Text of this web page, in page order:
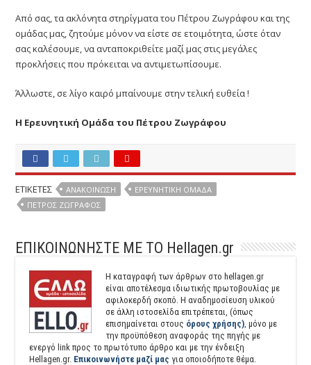
Από σας, τα ακλόνητα στηρίγματα του Πέτρου Ζωγράφου και της
ομάδας μας, ζητούμε μόνον να είστε σε ετοιμότητα, ώστε όταν
σας καλέσουμε, να ανταποκριθείτε μαζί μας στις μεγάλες
προκλήσεις που πρόκειται να αντιμετωπίσουμε.
Άλλωστε, σε λίγο καιρό μπαίνουμε στην τελική ευθεία !
Η Ερευνητική Ομάδα του Πέτρου Ζωγράφου
ΕΤΙΚΕΤΕΣ ΑΝΑΚΟΙΝΩΣΗ
ΕΡΕΥΝΗΤΙΚΉ ΟΜΆΔΑ
ΠΈΤΡΟΣ ΖΩΓΡΆΦΟΣ
ΕΠΙΚΟΙΝΩΝΗΣΤΕ ΜΕ ΤΟ Hellagen.gr
Η καταγραφή των άρθρων στο hellagen.gr
είναι αποτέλεσμα ιδιωτικής πρωτοβουλίας με
αφιλοκερδή σκοπό. H αναδημοσίευση υλικού
σε άλλη ιστοσελίδα επιτρέπεται, (όπως
επισημαίνεται στους όρους χρήσης) ,μόνο με
την προϋπόθεση αναφοράς της πηγής με
ενεργό link προς το πρωτότυπο άρθρο και με την ένδειξη
Hellagen.gr. Επικοινωνήστε μαζί μας για οποιοδήποτε θέμα.